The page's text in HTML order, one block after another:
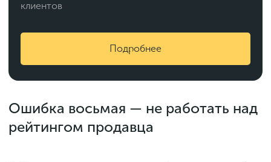
клиентов
Подробнее
Ошибка восьмая — не работать над
рейтингом продавца